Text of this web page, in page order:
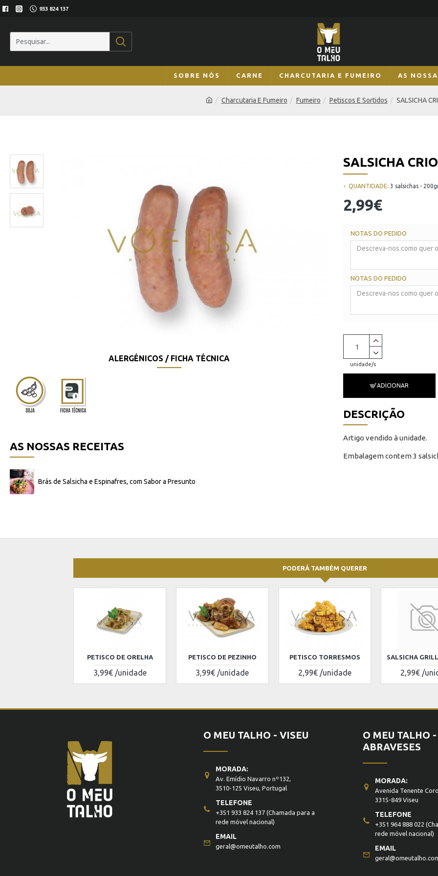
933 824 137
SOBRE NÓS CARNE CHARCUTARIA E FUMEIRO AS
Charcutaria E Fumeiro Fumeiro Petiscos E Sortidos SALSICHA
ALERGÉNICOS / FICHA TÉCNICA
AS NOSSAS RECEITAS
Brás de Salsicha e Espinafres, com Sabor a Presunto
SALSICHA
QUANTIDADE: 3 salsichas -
2,99€
NOTAS DO PEDIDO
NOTAS DO PEDIDO
unidade/s
ADICIONAR
DESCRIÇÃO
Artigo vendido à unidade.
Embalagem contem 3
PODERÁ TAMBÉM QUERER
PETISCO DE ORELHA
3,99€ /unidade
PETISCO DE PEZINHO
3,99€ /unidade
PETISCO TORRESMOS
2,99€ /unidade
SALSICHA
2,99€ /
O MEU TALHO - VISEU
MORADA:
Av. Emídio Navarro nº132,
3510-125 Viseu, Portugal
TELEFONE
+351 933 824 137 (Chamada para a
rede móvel nacional)
EMAIL
geral@omeutalho.com
O MEU TALHO -
ABRAVESES
MORADA:
Avenida Tenente
3315-849 Viseu
TELEFONE
+351 964 888 022
rede móvel nacional)
EMAIL